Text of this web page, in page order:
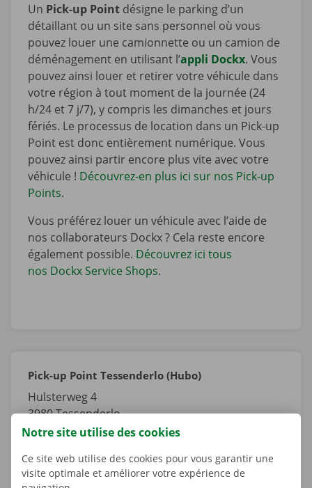
Un Pick-up Point désigne le parking d’un
détaillant ou un site sans personnel où vous
pouvez louer une camionnette ou un camion de
déménagement en utilisant l’appli Dockx. Vous
pouvez ainsi louer et retirer votre véhicule dans
votre région à tout moment de la journée (24
h/24 et 7 j/7), y compris les dimanches et jours
fériés. Le processus de location dans un Pick-up
Point est donc entièrement numérique. Vous
pouvez ainsi partir encore plus vite avec votre
véhicule ! Découvrez-en plus ici sur nos Pick-up
Points.
Vous préférez louer un véhicule avec l’aide de
nos collaborateurs Dockx ? Cela reste encore
également possible. Découvrez ici tous
nos Dockx Service Shops.
Pick-up Point Tessenderlo (Hubo)
Hulsterweg 4
3980Tessenderlo
Limbourg
Notre site utilise des cookies
Ce site web utilise des cookies pour vous garantir une
visite optimale et améliorer votre expérience de